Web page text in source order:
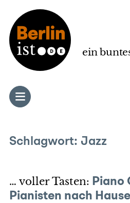
ein
Schlagwort: Jazz
… voller Tasten: Piano
Pianisten nach Hause